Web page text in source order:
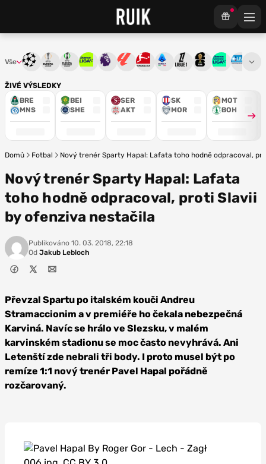
ŽIVÉ VÝSLEDKY
BRE
MNS
BEI
SHE
SER
AKT
SK
MOR
MOT
BOH
Vše Liga mistrůEvropská liga
Konferenční liga
Chance ligaPremier League
La LigaBundesliga
Serie ALigue 1Mistrovství světa
Chance3. ČFL
Domů Fotbal Nový trenér Sparty Hapal: Lafata toho hodně odpracoval,
Nový trenér Sparty Hapal: Lafata
toho hodně odpracoval, proti Slavii
by ofenziva nestačila
Publikováno 10. 03. 2018, 22:18
Od Jakub Lebloch
Převzal Spartu po italském kouči Andreu
Stramaccionim a v premiéře ho čekala nebezpečná
Karviná. Navíc se hrálo ve Slezsku, v malém
karvinském stadionu se moc často nevyhrává. Ani
Letenští zde nebrali tři body. I proto musel být po
remíze 1:1 nový trenér Pavel Hapal pořádně
rozčarovaný.